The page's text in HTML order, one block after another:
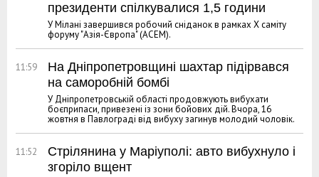
президенти спілкувалися 1,5 години
У Мілані завершився робочий сніданок в рамках X саміту
форуму "Азія-Європа" (АСЕМ).
11:59
На Дніпропетровщині шахтар підірвався
на саморобній бомбі
У Дніпропетровській області продовжують вибухати
боєприпаси, привезені із зони бойових дій. Вчора, 16
жовтня в Павлограді від вибуху загинув молодий чоловік.
11:52
Стрілянина у Маріуполі: авто вибухнуло і
згоріло вщент